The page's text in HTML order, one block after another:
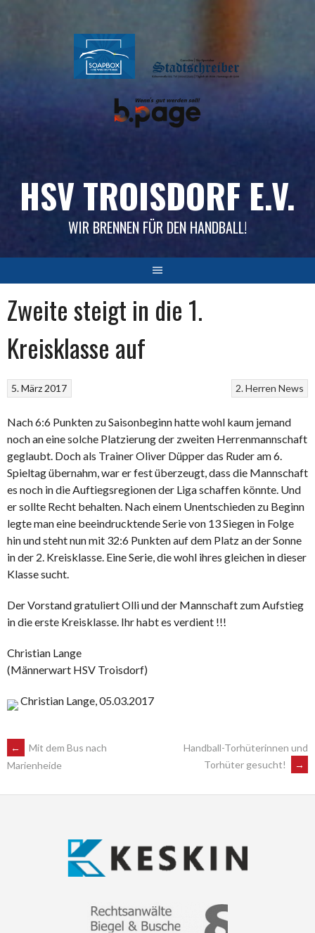
HSV TROISDORF E.V.
WIR BRENNEN FÜR DEN HANDBALL!
Zweite steigt in die 1.
Kreisklasse auf
2. Herren News
5. März 2017
Nach 6:6 Punkten zu Saisonbeginn hatte wohl kaum jemand
noch an eine solche Platzierung der zweiten Herrenmannschaft
geglaubt. Doch als Trainer Oliver Düpper das Ruder am 6.
Spieltag übernahm, war er fest überzeugt, dass die Mannschaft
es noch in die Auftiegsregionen der Liga schaffen könnte. Und
er sollte Recht behalten. Nach einem Unentschieden zu Beginn
legte man eine beeindrucktende Serie von 13 Siegen in Folge
hin und steht nun mit 32:6 Punkten auf dem Platz an der Sonne
in der 2. Kreisklasse. Eine Serie, die wohl ihres gleichen in dieser
Klasse sucht.
Der Vorstand gratuliert Olli und der Mannschaft zum Aufstieg
in die erste Kreisklasse. Ihr habt es verdient !!!
Christian Lange
(Männerwart HSV Troisdorf)
Christian Lange, 05.03.2017
POST
NAVIGATION
←
Mit dem Bus nach
Marienheide
Handball-Torhüterinnen und
Torhüter gesucht!
→